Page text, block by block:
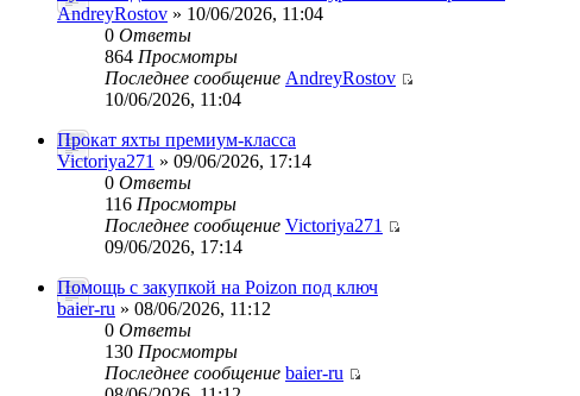
AndreyRostov » 10/06/2026, 11:04
0 Ответы
864 Просмотры
Последнее сообщение AndreyRostov
10/06/2026, 11:04
Прокат яхты премиум-класса
Victoriya271 » 09/06/2026, 17:14
0 Ответы
116 Просмотры
Последнее сообщение Victoriya271
09/06/2026, 17:14
Помощь с закупкой на Poizon под ключ
baier-ru » 08/06/2026, 11:12
0 Ответы
130 Просмотры
Последнее сообщение baier-ru